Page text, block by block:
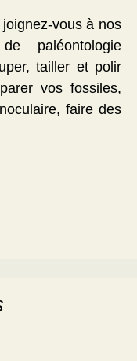
vous à nos
paléontologie
tailler et polir
vos fossiles,
faire des